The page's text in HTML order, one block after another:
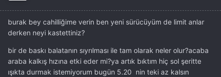
burak bey cahilliğime verin ben yeni sürücüyüm de limit anlar
derken neyi kastettiniz?
bir de baskı balatanın sıyrılması ile tam olarak neler olur?acaba
araba kalkış hızına etki eder mi?ya artık bıktım hiç sol şeritte
ışıkta durmak istemiyorum bugün 5.20 nin teki az kalsın